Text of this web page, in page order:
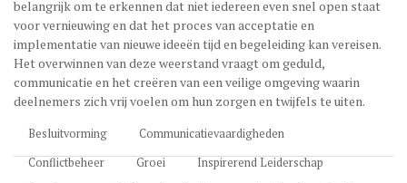
belangrijk om te erkennen dat niet iedereen even snel open staat
voor vernieuwing en dat het proces van acceptatie en
implementatie van nieuwe ideeën tijd en begeleiding kan vereisen.
Het overwinnen van deze weerstand vraagt om geduld,
communicatie en het creëren van een veilige omgeving waarin
deelnemers zich vrij voelen om hun zorgen en twijfels te uiten.
Besluitvorming
Communicatievaardigheden
Conflictbeheer
Groei
Inspirerend Leiderschap